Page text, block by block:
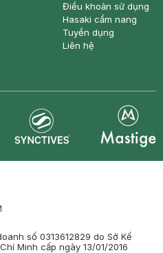
Điều khoản sử dụng
Hasaki cẩm nang
Tuyển dụng
Liên hệ
số 0313612829 do Sở Kế
Minh cấp ngày 13/01/2016